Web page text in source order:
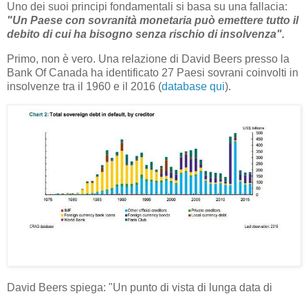
Uno dei suoi principi fondamentali si basa su una fallacia:
"Un Paese con sovranità monetaria può emettere tutto il
debito di cui ha bisogno senza rischio di insolvenza".
Primo, non è vero. Una relazione di David Beers presso la
Bank Of Canada ha identificato 27 Paesi sovrani coinvolti in
insolvenze tra il 1960 e il 2016 (database qui).
David Beers spiega: "Un punto di vista di lunga data di